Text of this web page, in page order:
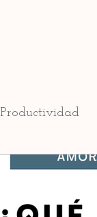
Productividad